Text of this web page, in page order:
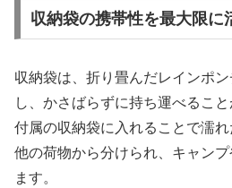
収納袋の携帯性を最大限に
収納袋は、折り畳んだレインポ
し、かさばらずに持ち運べること
付属の収納袋に入れることで濡
他の荷物から分けられ、キャン
ます。